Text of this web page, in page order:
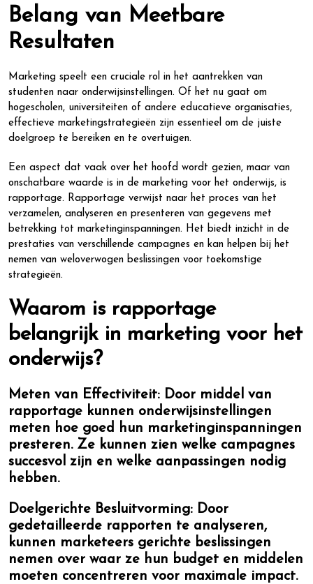
Belang van Meetbare
Resultaten
Marketing speelt een cruciale rol in het aantrekken van
studenten naar onderwijsinstellingen. Of het nu gaat om
hogescholen, universiteiten of andere educatieve organisaties,
effectieve marketingstrategieën zijn essentieel om de juiste
doelgroep te bereiken en te overtuigen.
Een aspect dat vaak over het hoofd wordt gezien, maar van
onschatbare waarde is in de marketing voor het onderwijs, is
rapportage. Rapportage verwijst naar het proces van het
verzamelen, analyseren en presenteren van gegevens met
betrekking tot marketinginspanningen. Het biedt inzicht in de
prestaties van verschillende campagnes en kan helpen bij het
nemen van weloverwogen beslissingen voor toekomstige
strategieën.
Waarom is rapportage
belangrijk in marketing voor het
onderwijs?
Meten van Effectiviteit: Door middel van
rapportage kunnen onderwijsinstellingen
meten hoe goed hun marketinginspanningen
presteren. Ze kunnen zien welke campagnes
succesvol zijn en welke aanpassingen nodig
hebben.
Doelgerichte Besluitvorming: Door
gedetailleerde rapporten te analyseren,
kunnen marketeers gerichte beslissingen
nemen over waar ze hun budget en middelen
moeten concentreren voor maximale impact.